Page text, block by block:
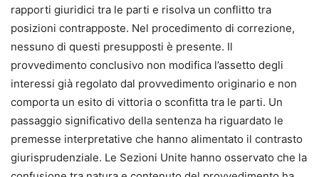
rapporti giuridici tra le parti e risolva un conflitto tra
posizioni contrapposte. Nel procedimento di correzione,
nessuno di questi presupposti è presente. Il
provvedimento conclusivo non modifica l’assetto degli
interessi già regolato dal provvedimento originario e non
comporta un esito di vittoria o sconfitta tra le parti. Un
passaggio significativo della sentenza ha riguardato le
premesse interpretative che hanno alimentato il contrasto
giurisprudenziale. Le Sezioni Unite hanno osservato che la